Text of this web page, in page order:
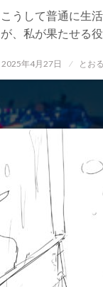
こうして普通に生
が、私が果たせる
投
日:
2025年4月27日 とおる